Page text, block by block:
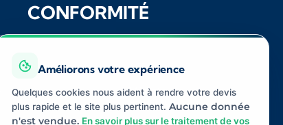
CONFORMITÉ
Registre ORIAS ACPR
CNIL
Médiateur
Assurance
Améliorons votre expérience
Quelques cookies nous aident à rendre votre devis
plus rapide et le site plus pertinent. Aucune donnée
n'est vendue. En savoir plus sur le traitement de vos